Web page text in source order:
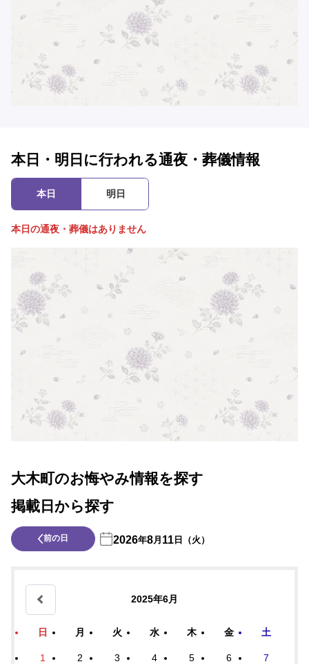
本日・明日に行われる通夜・葬儀情報
本日 明日
本日の通夜・葬儀はありません
大木町のお悔やみ情報を探す
掲載日から探す
前の日 2026年8月 11 日（火）
2025年6月
日 月 火 水 木 金 土
1 2 3 4 5 6 7